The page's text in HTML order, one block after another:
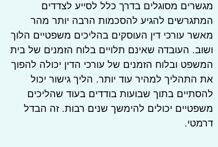
מגשרים מסוגלים בדרך כלל לסייע לצדדים
המתגרשים להגיע להסכמות הרבה יותר מהר
מאשר עורכי דין העוסקים בהליכים משפטיים הלוך
ושוב. העובדה שאינם תלויים בלוח הזמנים של בית
המשפט ובלוח הזמנים של עורכי הדין יכולה להפוך
את התהליך למהיר עוד יותר. הליך גישור יכול
להסתיים בתוך שבועות בודדים בעוד שהליכים
משפטיים יכולים להימשך שנים רבות. זה הבדל
דרמטי.